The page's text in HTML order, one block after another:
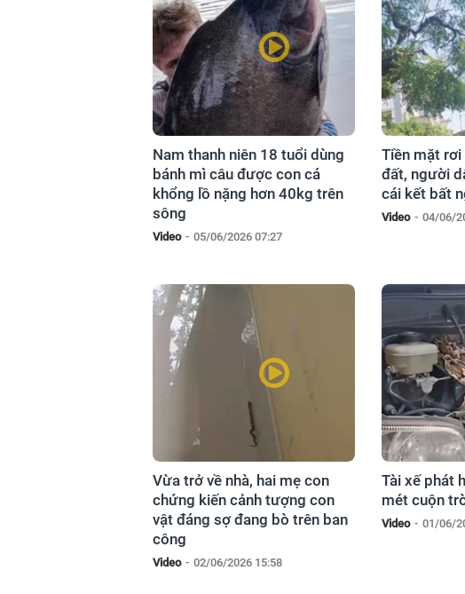
Nam thanh niên 18 tuổi dùng
bánh mì câu được con cá
khổng lồ nặng hơn 40kg trên
sông
Video - 05/06/2026 07:27
Tiền mặt
đất, người
cái kết bất
Video - 04/06/
Vừa trở về nhà, hai mẹ con
chứng kiến cảnh tượng con
vật đáng sợ đang bò trên ban
công
Video - 02/06/2026 15:58
Tài xế phát
mét cuộn
Video - 01/06/